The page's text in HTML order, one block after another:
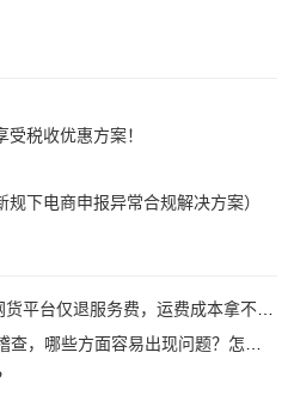
税收优惠方案！
下电商申报异常合规解决方案）
仅退服务费，运费成本拿不到怎么办？
方面容易出现问题？怎么实现合规经营？